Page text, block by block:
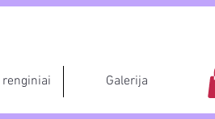
renginiai Galerija